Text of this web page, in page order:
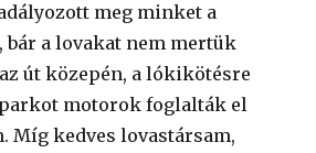
meg minket a
bár a lovakat nem mertük
út közepén, a lókikötésre
motorok foglalták el
Míg kedves lovastársam,